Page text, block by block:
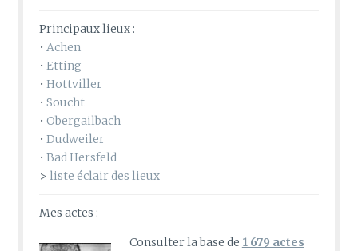
Principaux lieux :
•Achen
•Etting
•Hottviller
•Soucht
•Obergailbach
•Dudweiler
•Bad Hersfeld
>liste éclair des lieux
Mes actes :
Consulter la base de 1 679 actes